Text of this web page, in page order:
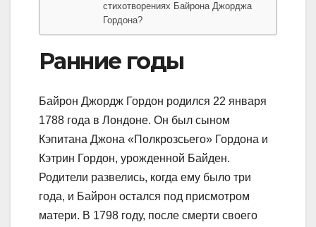
стихотворениях Байрона Джорджа
Гордона?
Ранние годы
Байрон Джордж Гордон родился 22 января
1788 года в Лондоне. Он был сыном
Кэпитана Джона «Полкрозсьего» Гордона и
Кэтрин Гордон, урожденной Байден.
Родители развелись, когда ему было три
года, и Байрон остался под присмотром
матери. В 1798 году, после смерти своего